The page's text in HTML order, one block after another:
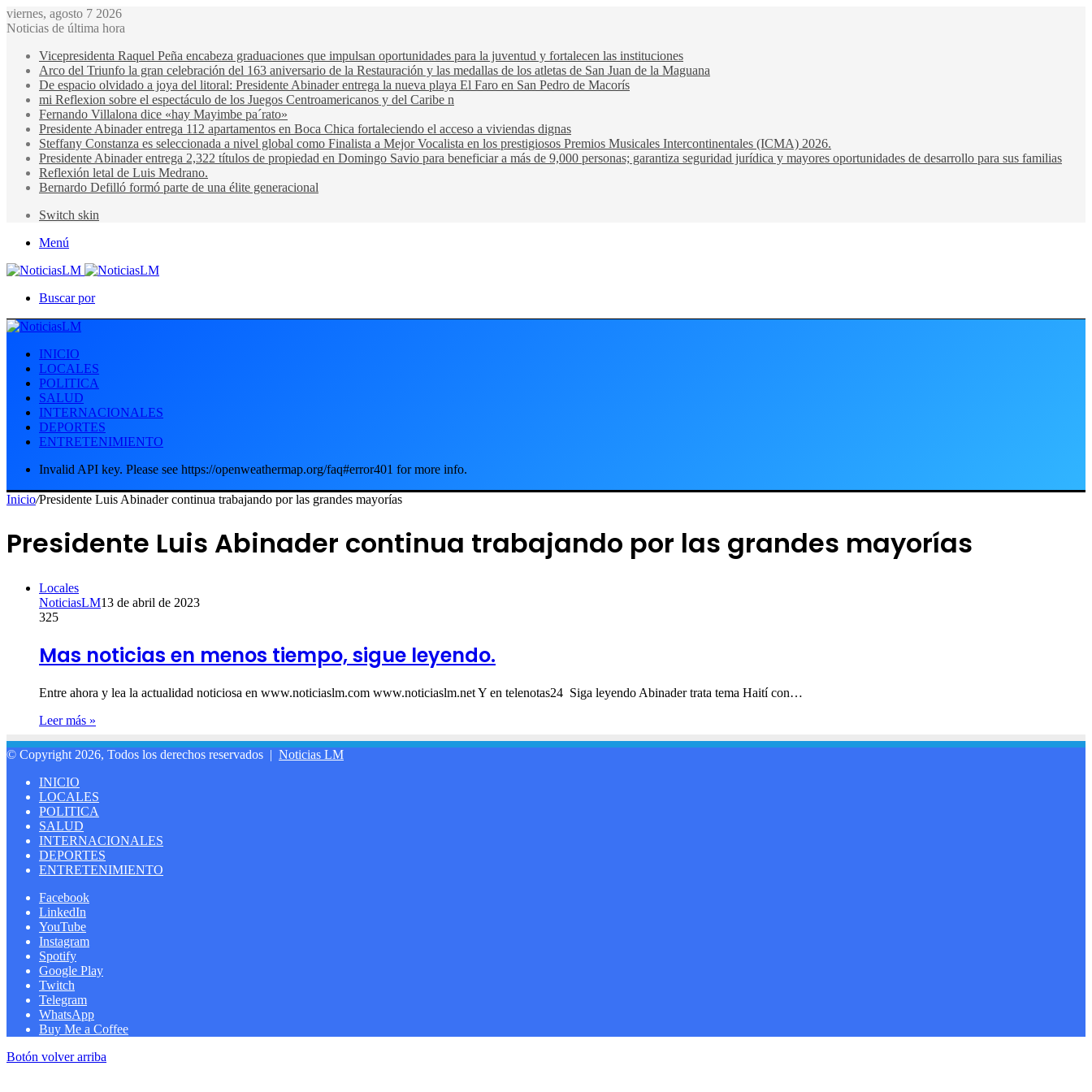
viernes, agosto 7 2026
Noticias de última hora
Vicepresidenta Raquel Peña encabeza graduaciones que impulsan oportunidades para la juventud y fortalecen las instituciones
Arco del Triunfo la gran celebración del 163 aniversario de la Restauración y las medallas de los atletas de San Juan de la Maguana
De espacio olvidado a joya del litoral: Presidente Abinader entrega la nueva playa El Faro en San Pedro de Macorís
mi Reflexion sobre el espectáculo de los Juegos Centroamericanos y del Caribe n
Fernando Villalona dice «hay Mayimbe pa´rato»
Presidente Abinader entrega 112 apartamentos en Boca Chica fortaleciendo el acceso a viviendas dignas
Steffany Constanza es seleccionada a nivel global como Finalista a Mejor Vocalista en los prestigiosos Premios Musicales Intercontinentales (ICMA) 2026.
Presidente Abinader entrega 2,322 títulos de propiedad en Domingo Savio para beneficiar a más de 9,000 personas; garantiza seguridad jurídica y mayores oportunidades de desarrollo para sus familias
Reflexión letal de Luis Medrano.
Bernardo Defilló formó parte de una élite generacional
Switch skin
Menú
Buscar por
INICIO
LOCALES
POLITICA
SALUD
INTERNACIONALES
DEPORTES
ENTRETENIMIENTO
Invalid API key. Please see https://openweathermap.org/faq#error401 for more info.
Inicio/Presidente Luis Abinader continua trabajando por las grandes mayorías
Presidente Luis Abinader continua trabajando por las grandes mayorías
Locales
NoticiasLM13 de abril de 2023
325
Mas noticias en menos tiempo, sigue leyendo.
Entre ahora y lea la actualidad noticiosa en www.noticiaslm.com www.noticiaslm.net Y en telenotas24 Siga leyendo Abinader trata tema Haití con…
Leer más »
© Copyright 2026, Todos los derechos reservados | Noticias LM
INICIO
LOCALES
POLITICA
SALUD
INTERNACIONALES
DEPORTES
ENTRETENIMIENTO
Facebook
LinkedIn
YouTube
Instagram
Spotify
Google Play
Twitch
Telegram
WhatsApp
Buy Me a Coffee
Botón volver arriba